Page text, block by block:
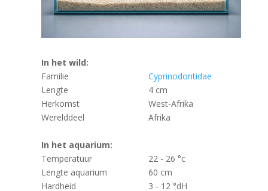
In het wild:
Familie
Cyprinodontidae
Lengte
4 cm
Herkomst
West-Afrika
Werelddeel
Afrika
In het aquarium:
Temperatuur
22 - 26 °c
Lengte aquarium
60 cm
Hardheid
3 - 12 °dH